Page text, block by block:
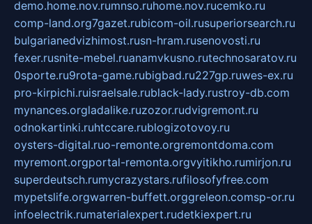
demo.home.nov.rumnso.ruhome.nov.rucemko.ru
comp-land.org7gazet.rubicom-oil.rusuperiorsearch.ru
bulgarianedvizhimost.rusn-hram.rusenovosti.ru
fexer.rusnite-mebel.ruanamvkusno.rutechnosaratov.ru
0sporte.ru9rota-game.rubigbad.ru227gp.ruwes-ex.ru
pro-kirpichi.ruisraelsale.rublack-lady.rustroy-db.com
mynances.orgladalike.ruzozor.rudvigremont.ru
odnokartinki.ruhtccare.rublogizotovoy.ru
oysters-digital.ruo-remonte.orgremontdoma.com
myremont.orgportal-remonta.orgvyitikho.rumirjon.ru
superdeutsch.rumycrazystars.rufilosofyfree.com
mypetslife.orgwarren-buffett.orggreleon.comsp-or.ru
infoelectrik.rumaterialexpert.rudetkiexpert.ru